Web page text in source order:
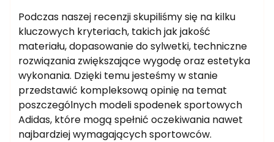
Podczas naszej recenzji skupiliśmy się na kilku
kluczowych kryteriach, takich jak jakość
materiału, dopasowanie do sylwetki, techniczne
rozwiązania zwiększające wygodę oraz estetyka
wykonania. Dzięki temu jesteśmy w stanie
przedstawić kompleksową opinię na temat
poszczególnych modeli spodenek sportowych
Adidas, które mogą spełnić oczekiwania nawet
najbardziej wymagających sportowców.